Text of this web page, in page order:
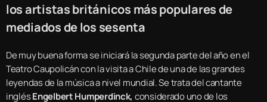
los artistas británicos más populares de
mediados de los sesenta
De muy buena forma se iniciará la segunda parte del año en el
Teatro Caupolicán con la visita a Chile de una de las grandes
leyendas de la música a nivel mundial. Se trata del cantante
inglésEngelbert Humperdinck, considerado uno de los